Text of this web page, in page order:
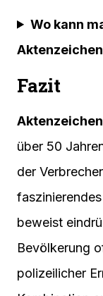
Wo kann
Fazit
über 50
der
beweist
Bevölkerung
polizeilicher